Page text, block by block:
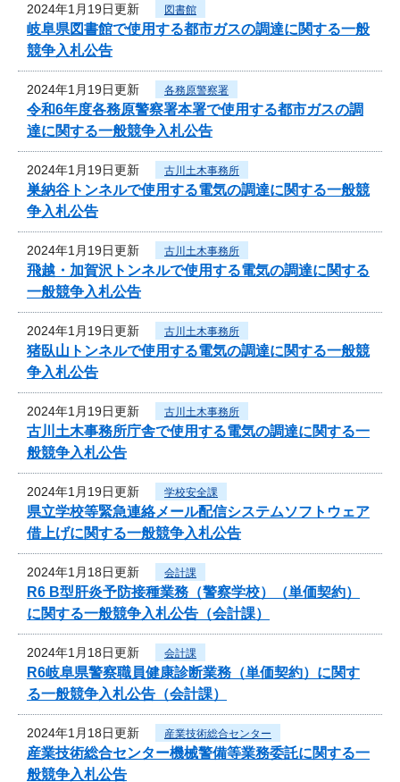
2024年1月19日更新 図書館
岐阜県図書館で使用する都市ガスの調達に関する一般
競争入札公告
2024年1月19日更新 各務原警察署
令和6年度各務原警察署本署で使用する都市ガスの調
達に関する一般競争入札公告
2024年1月19日更新 古川土木事務所
巣納谷トンネルで使用する電気の調達に関する一般競
争入札公告
2024年1月19日更新 古川土木事務所
飛越・加賀沢トンネルで使用する電気の調達に関する
一般競争入札公告
2024年1月19日更新 古川土木事務所
猪臥山トンネルで使用する電気の調達に関する一般競
争入札公告
2024年1月19日更新 古川土木事務所
古川土木事務所庁舎で使用する電気の調達に関する一
般競争入札公告
2024年1月19日更新 学校安全課
県立学校等緊急連絡メール配信システムソフトウェア
借上げに関する一般競争入札公告
2024年1月18日更新 会計課
R6 B型肝炎予防接種業務（警察学校）（単価契約）
に関する一般競争入札公告（会計課）
2024年1月18日更新 会計課
R6岐阜県警察職員健康診断業務（単価契約）に関す
る一般競争入札公告（会計課）
2024年1月18日更新 産業技術総合センター
産業技術総合センター機械警備等業務委託に関する一
般競争入札公告